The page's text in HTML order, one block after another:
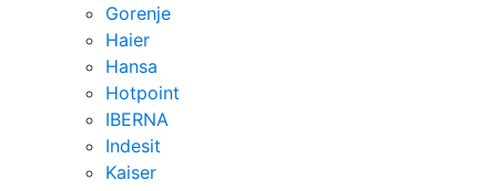
Gorenje
Haier
Hansa
Hotpoint
IBERNA
Indesit
Kaiser